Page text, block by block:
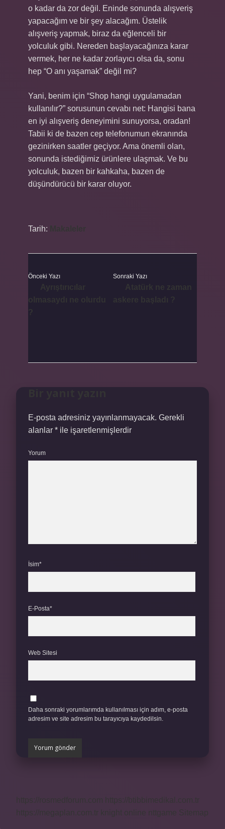
o kadar da zor değil. Eninde sonunda alışveriş
yapacağım ve bir şey alacağım. Üstelik
alışveriş yapmak, biraz da eğlenceli bir
yolculuk gibi. Nereden başlayacağınıza karar
vermek, her ne kadar zorlayıcı olsa da, sonu
hep “O anı yaşamak” değil mi?
Yani, benim için “Shop hangi uygulamadan
kullanılır?” sorusunun cevabı net: Hangisi bana
en iyi alışveriş deneyimini sunuyorsa, oradan!
Tabii ki de bazen cep telefonumun ekranında
gezinirken saatler geçiyor. Ama önemli olan,
sonunda istediğimiz ürünlere ulaşmak. Ve bu
yolculuk, bazen bir kahkaha, bazen de
düşündürücü bir karar oluyor.
Tarih:
Önceki Yazı Sonraki Yazı
E-posta adresiniz yayınlanmayacak. Gerekli
alanlar * ile işaretlenmişlerdir
Yorum
İsim*
E-Posta*
Web Sitesi
Daha sonraki yorumlarımda kullanılması için adım, e-posta
adresim ve site adresim bu tarayıcıya kaydedilsin.